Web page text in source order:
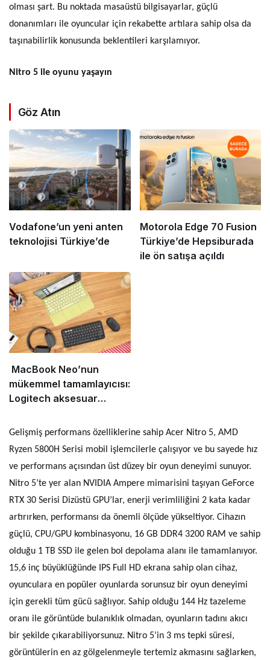
olması şart. Bu noktada masaüstü bilgisayarlar, güçlü
donanımları ile oyuncular için rekabette artılara sahip olsa da
taşınabilirlik konusunda beklentileri karşılamıyor.
Nitro 5 ile oyunu yaşayın
Göz Atın
Vodafone’un yeni anten
teknolojisi Türkiye’de
Motorola Edge 70 Fusion
Türkiye’de Hepsiburada
ile ön satışa açıldı
MacBook Neo’nun
mükemmel tamamlayıcısı:
Logitech aksesuar
Gelişmiş performans özelliklerine sahip Acer Nitro 5, AMD
Ryzen 5800H Serisi mobil işlemcilerle çalışıyor ve bu sayede hız
ve performans açısından üst düzey bir oyun deneyimi sunuyor.
Nitro 5’te yer alan NVIDIA Ampere mimarisini taşıyan GeForce
RTX 30 Serisi Dizüstü GPU’lar, enerji verimliliğini 2 kata kadar
artırırken, performansı da önemli ölçüde yükseltiyor. Cihazın
güçlü, CPU/GPU kombinasyonu, 16 GB DDR4 3200 RAM ve sahip
olduğu 1 TB SSD ile gelen bol depolama alanı ile tamamlanıyor.
15,6 inç büyüklüğünde IPS Full HD ekrana sahip olan cihaz,
oyunculara en popüler oyunlarda sorunsuz bir oyun deneyimi
için gerekli tüm gücü sağlıyor. Sahip olduğu 144 Hz tazeleme
oranı ile görüntüde bulanıklık olmadan, oyunların tadını akıcı
bir şekilde çıkarabiliyorsunuz. Nitro 5’in 3 ms tepki süresi,
görüntülerin en az gölgelenmeyle tertemiz akmasını sağlarken,